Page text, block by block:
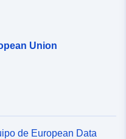
Union
de European Data